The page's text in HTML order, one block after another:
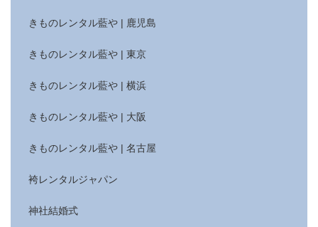
きものレンタル藍や | 鹿児島
きものレンタル藍や | 東京
きものレンタル藍や | 横浜
きものレンタル藍や | 大阪
きものレンタル藍や | 名古屋
袴レンタルジャパン
神社結婚式